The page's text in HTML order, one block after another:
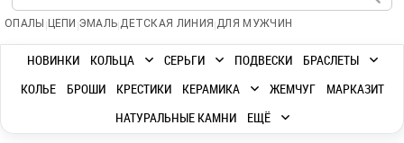
ОПАЛЫ | ЦЕПИ |ЭМАЛЬ|ДЕТСКАЯ ЛИНИЯ |ДЛЯ МУЖЧИН
НОВИНКИ КОЛЬЦА СЕРЬГИ ПОДВЕСКИ
БРАСЛЕТЫ
КОЛЬЕ
БРОШИ КРЕСТИКИ КЕРАМИКА ЖЕМЧУГ
МАРКАЗИТ
НАТУРАЛЬНЫЕ КАМНИ
ЕЩЁ